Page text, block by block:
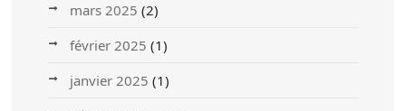
mars 2025 (2)
février 2025 (1)
janvier 2025 (1)